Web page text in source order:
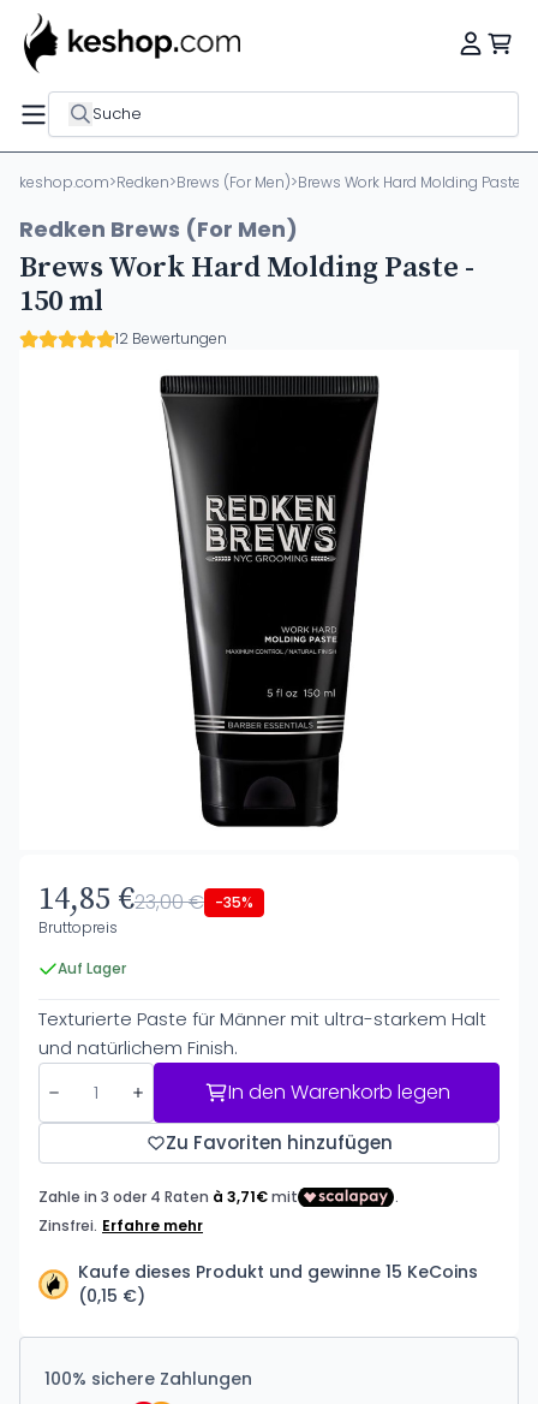
Suche
keshop.com>Redken>Brews (For Men)>Brews Work Hard Molding Paste -
Redken Brews (For Men)
Brews Work Hard Molding Paste -
150 ml
12 Bewertungen
14,85 €23,00 € -35%
Bruttopreis
Auf Lager
Texturierte Paste für Männer mit ultra-starkem Halt
und natürlichem Finish.
In den Warenkorb legen
Zu Favoriten hinzufügen
Kaufe dieses Produkt und gewinne 15 KeCoins
(0,15 €)
100% sichere Zahlungen